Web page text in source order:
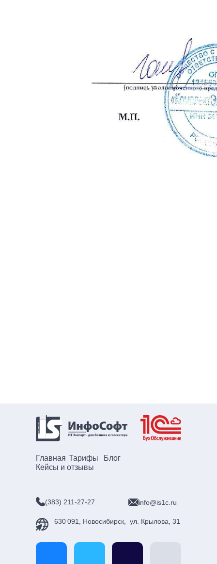
info@is1c.ru
630 091, Новосибирск, ул. Крылова, 31
(383) 211-27-27
Главная Тарифы
Блог
Кейсы и отзывы